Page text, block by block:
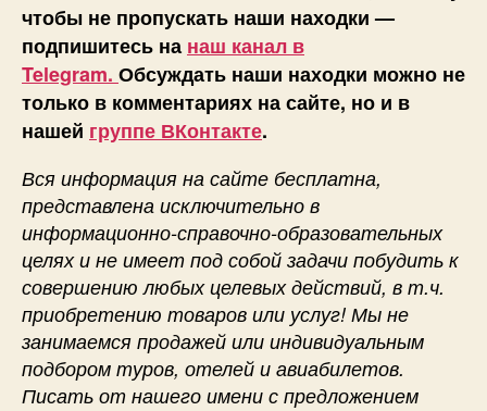
чтобы не пропускать наши находки —
подпишитесь на наш канал в
Telegram. Обсуждать наши находки можно не
только в комментариях на сайте, но и в
нашей группе ВКонтакте.
Вся информация на сайте бесплатна,
представлена исключительно в
информационно-справочно-образовательных
целях и не имеет под собой задачи побудить к
совершению любых целевых действий, в т.ч.
приобретению товаров или услуг! Мы не
занимаемся продажей или индивидуальным
подбором туров, отелей и авиабилетов.
Писать от нашего имени с предложением